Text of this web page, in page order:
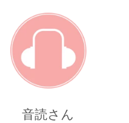
音読さん